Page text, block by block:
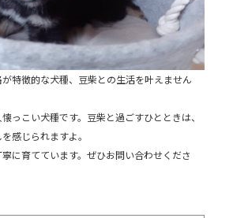
特徴的な犬種、豆柴との生活を叶えません
っこい犬種です。豆柴と過ごすひとときは、
感じられますよ。
に育てています。ぜひお問い合わせくださ